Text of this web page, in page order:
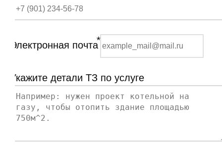
Электронная почта*
Укажите детали ТЗ по услуге